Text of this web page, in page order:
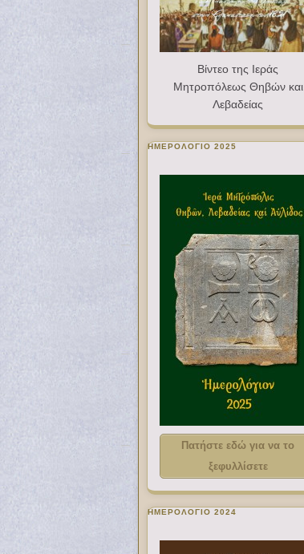
Βίντεο της Ιεράς
Μητροπόλεως Θηβών και
Λεβαδείας
ΗΜΕΡΟΛΟΓΙΟ 2025
Πατήστε εδώ για να το
ξεφυλλίσετε
ΗΜΕΡΟΛΟΓΙΟ 2024